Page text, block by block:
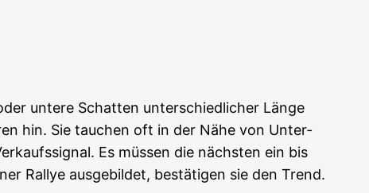
unte­re Schat­ten unter­schied­li­cher Län­ge
hin. Sie tau­chen oft in der Nähe von Unter­
Es müs­sen die nächs­ten ein bis
Ral­lye aus­ge­bil­det, bestä­ti­gen sie den Trend.